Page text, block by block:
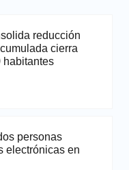
reducción
cierra
habitantes
personas
electrónicas en